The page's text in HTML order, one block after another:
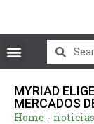
MYRIAD
MERCADOS
Home -